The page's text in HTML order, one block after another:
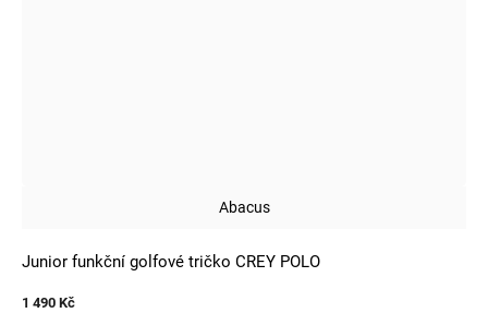
Abacus
Junior funkční golfové tričko CREY POLO
1 490 Kč